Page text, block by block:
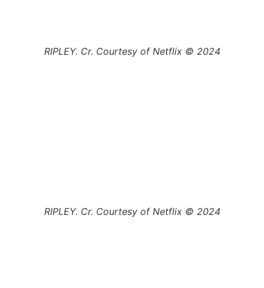
RIPLEY. Cr. Courtesy of Netflix © 2024
RIPLEY. Cr. Courtesy of Netflix © 2024